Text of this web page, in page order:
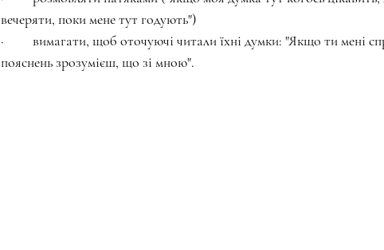
вечеряти, поки мене тут годують")
·         вимагати, щоб оточуючі читали їхні думки: "Якщо ти мені
пояснень зрозумієш, що зі мною".